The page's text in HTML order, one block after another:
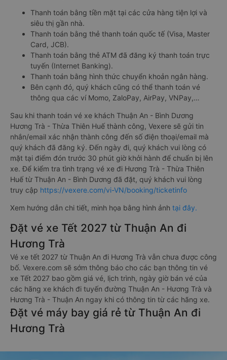
Thanh toán bằng tiền mặt tại các cửa hàng tiện lợi và
siêu thị gần nhà.
Thanh toán bằng thẻ thanh toán quốc tế (Visa, Master
Card, JCB).
Thanh toán bằng thẻ ATM đã đăng ký thanh toán trực
tuyến (Internet Banking).
Thanh toán bằng hình thức chuyển khoản ngân hàng.
Bên cạnh đó, quý khách cũng có thể thanh toán vé
thông qua các ví Momo, ZaloPay, AirPay, VNPay,…
Sau khi thanh toán vé xe khách Thuận An - Bình Dương
Hương Trà - Thừa Thiên Huế thành công, Vexere sẽ gửi tin
nhắn/email xác nhận thành công đến số điện thoại/email mà
quý khách đã đăng ký. Đến ngày đi, quý khách vui lòng có
mặt tại điểm đón trước 30 phút giờ khởi hành để chuẩn bị lên
xe. Để kiểm tra tình trạng vé xe đi Hương Trà - Thừa Thiên
Huế từ Thuận An - Bình Dương đã đặt, quý khách vui lòng
truy cập https://vexere.com/vi-VN/booking/ticketinfo
Xem hướng dẫn chi tiết, minh họa bằng hình ảnh tại đây.
Đặt vé xe Tết 2027 từ Thuận An đi
Hương Trà
Vé xe tết 2027 từ Thuận An đi Hương Trà vẫn chưa được công
bố. Vexere.com sẽ sớm thông báo cho các bạn thông tin vé
xe Tết 2027 bao gồm giá vé, lịch trình, ngày giờ bán vé của
các hãng xe khách đi tuyến đường Thuận An - Hương Trà và
Hương Trà - Thuận An ngay khi có thông tin từ các hãng xe.
Đặt vé máy bay giá rẻ từ Thuận An đi
Hương Trà